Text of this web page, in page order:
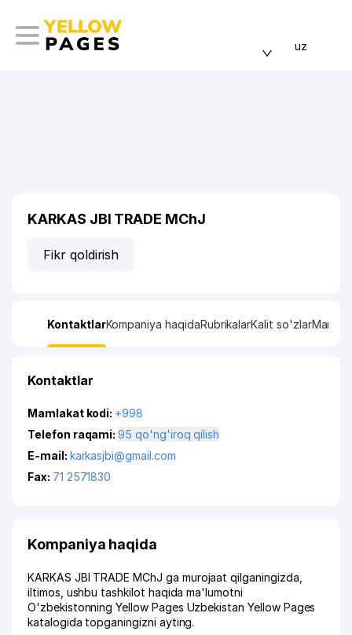
uz
KARKAS JBI TRADE MChJ
Fikr qoldirish
KontaktlarKompaniya haqidaRubrikalarKalit so'zlarManzil
Kontaktlar
Mamlakat kodi: +998
Telefon raqami:
95 qo'ng'iroq qilish
E-mail: karkasjbi@gmail.com
Fax: 71 2571830
Kompaniya haqida
KARKAS JBI TRADE MChJ ga murojaat qilganingizda,
iltimos, ushbu tashkilot haqida ma'lumotni
O'zbekistonning Yellow Pages Uzbekistan Yellow Pages
katalogida topganingizni ayting.